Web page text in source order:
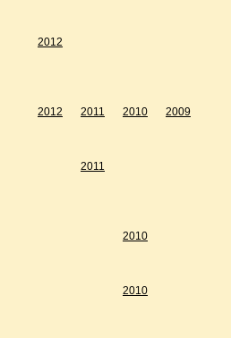
2012
2012 2011 2010 2009
2011
2010
2010